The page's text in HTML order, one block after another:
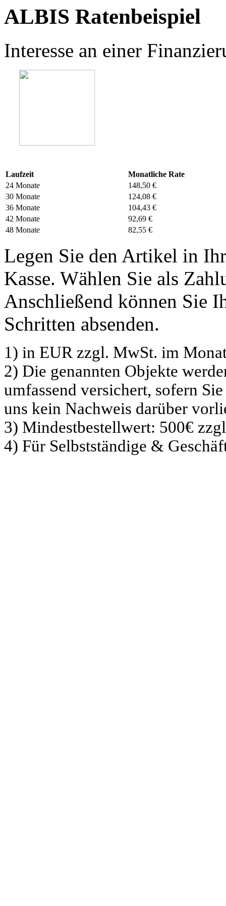
ALBIS Ratenbeispiel
Interesse an einer
Laufzeit
Monatliche Rate
24 Monate
148,50 €
30 Monate
124,08 €
36 Monate
104,43 €
42 Monate
92,69 €
48 Monate
82,55 €
Legen Sie den Artikel in
Kasse. Wählen Sie als
Anschließend können Sie
Schritten absenden.
1) in EUR zzgl. MwSt. im
2) Die genannten Objekte
umfassend versichert, sofern
uns kein Nachweis darüber
3) Mindestbestellwert: 500€
4) Für Selbstständige &